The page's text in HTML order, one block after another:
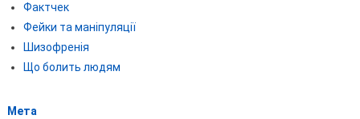
Фактчек
Фейки та маніпуляції
Шизофренія
Що болить людям
Мета